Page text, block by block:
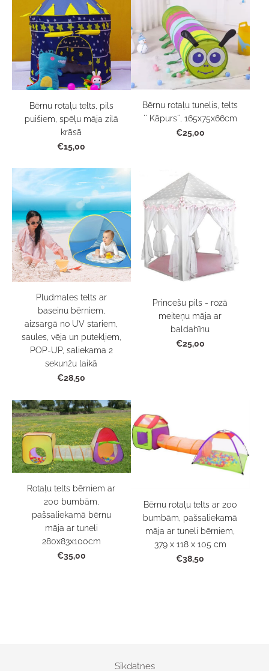
Bērnu rotaļu telts, pils
puišiem, spēļu māja zilā
krāsā
€15,00
Bērnu rotaļu tunelis, telts
'' Kāpurs'', 165x75x66cm
€25,00
Pludmales telts ar
baseinu bērniem,
aizsargā no UV stariem,
saules, vēja un putekļiem,
POP-UP, saliekama 2
sekunžu laikā
€28,50
Princešu pils - rozā
meiteņu māja ar
baldahīnu
€25,00
Rotaļu telts bērniem ar
200 bumbām,
pašsaliekamā bērnu
māja ar tuneli
280x83x100cm
€35,00
Bērnu rotaļu telts ar 200
bumbām, pašsaliekamā
māja ar tuneli bērniem,
379 x 118 x 105 cm
€38,50
Sīkdatnes